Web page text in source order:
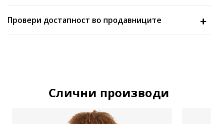
Провери достапност во продавниците
Слични производи